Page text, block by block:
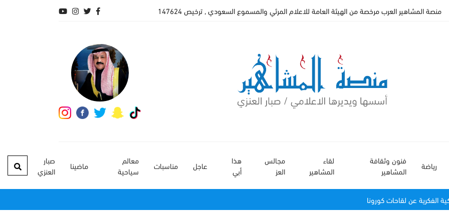
منصة المشاهير العرب مرخصة من الهيئة العامة للاعلام المرئي والمسموع السعودي , ترخيص 147624
رياضة
فنون وثقافة
المشاهير
لقاء
المشاهير
مجالس
العز
هذا
أبي
عاجل مناسبات
معالم
سياحية
ماضينا
صبار
العنزي
الفكرية عن لقاحات كورونا